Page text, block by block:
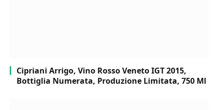
Cipriani Arrigo, Vino Rosso Veneto IGT 2015,
Bottiglia Numerata, Produzione Limitata, 750 Ml